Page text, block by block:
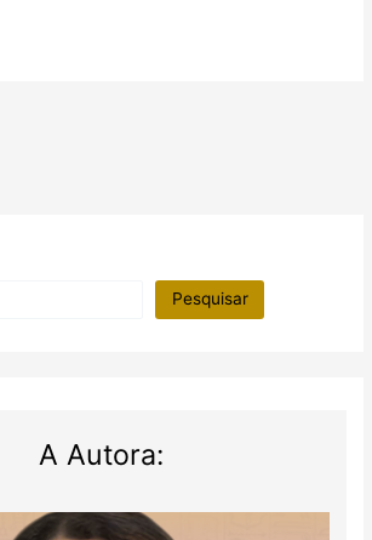
Pesquisar
A Autora: